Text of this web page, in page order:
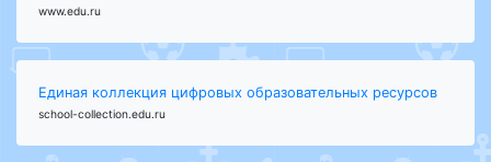
www.edu.ru
Единая коллекция цифровых образовательных ресурсов
school-collection.edu.ru